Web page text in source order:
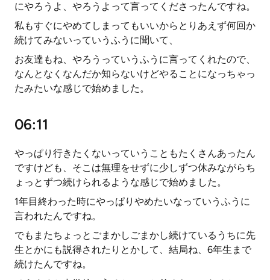
にやろうよ、やろうよって言ってくださったんですね。
私もすぐにやめてしまってもいいからとりあえず何回か
続けてみないっていうふうに聞いて、
お友達もね、やろうっていうふうに言ってくれたので、
なんとなくなんだか知らないけどやることになっちゃっ
たみたいな感じで始めました。
06:11
やっぱり行きたくないっていうこともたくさんあったん
ですけども、そこは無理をせずに少しずつ休みながらち
ょっとずつ続けられるような感じで始めました。
1年目終わった時にやっぱりやめたいなっていうふうに
言われたんですね。
でもまたちょっとごまかしごまかし続けているうちに先
生とかにも説得されたりとかして、結局ね、6年生まで
続けたんですね。